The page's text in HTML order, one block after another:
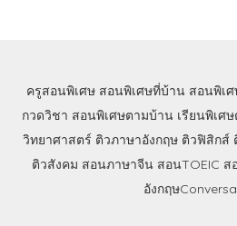
ครูสอนพิเศษ สอนพิเศษที่บ้าน สอนพิเ
กวดวิชา สอนพิเศษตามบ้าน เรียนพิเศ
วิทยาศาสตร์ ติวภาษาอังกฤษ ติวฟิสิกส์
ติวสังคม สอนภาษาจีน สอนTOEIC ส
อังกฤษ